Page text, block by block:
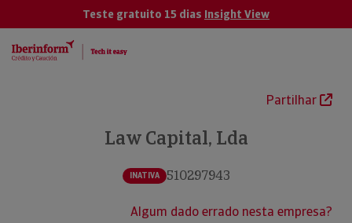
Teste gratuito 15 dias Insight View
Partilhar
Law Capital, Lda
INATIVA 510297943
Algum dado errado nesta empresa?